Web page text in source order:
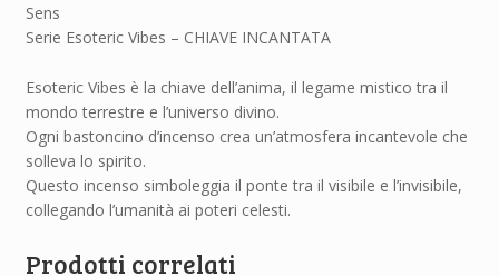
Sens
Serie Esoteric Vibes – CHIAVE INCANTATA
Esoteric Vibes è la chiave dell’anima, il legame mistico tra il
mondo terrestre e l’universo divino.
Ogni bastoncino d’incenso crea un’atmosfera incantevole che
solleva lo spirito.
Questo incenso simboleggia il ponte tra il visibile e l’invisibile,
collegando l’umanità ai poteri celesti.
Prodotti correlati